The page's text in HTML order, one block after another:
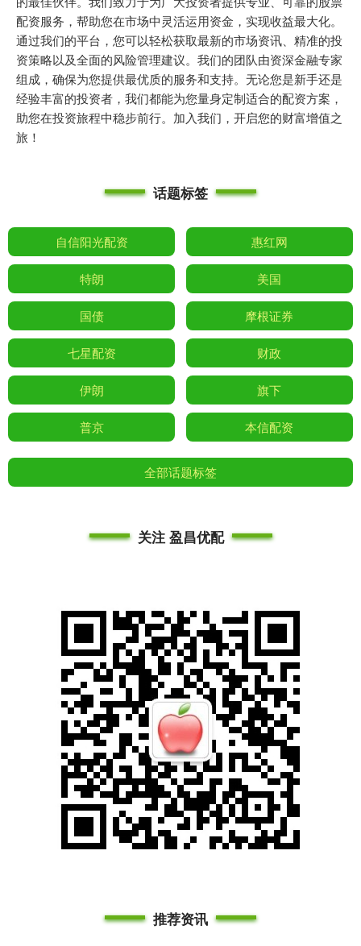
配资服务，帮助您在市场中灵活运用资金，实现收益最大化。
通过我们的平台，您可以轻松获取最新的市场资讯、精准的投
资策略以及全面的风险管理建议。我们的团队由资深金融专家
组成，确保为您提供最优质的服务和支持。无论您是新手还是
经验丰富的投资者，我们都能为您量身定制适合的配资方案，
助您在投资旅程中稳步前行。加入我们，开启您的财富增值之
旅！
话题标签
自信阳光配资 惠红网
特朗 美国
国债 摩根证券
七星配资 财政
伊朗 旗下
普京 本信配资
全部话题标签
关注 盈昌优配
推荐资讯